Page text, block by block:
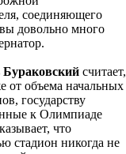
соединяющего
довольно много
Бураковский считает,
от объема начальных
государству
к Олимпиаде
что
стадион никогда не